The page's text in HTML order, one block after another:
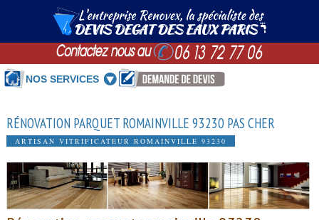
NOS SERVICES
RÉNOVATION PARQUET ROMAINVILLE 93230 PAS CHER
ARTISAN VITRIFICATEUR ROMAINVILLE 93230